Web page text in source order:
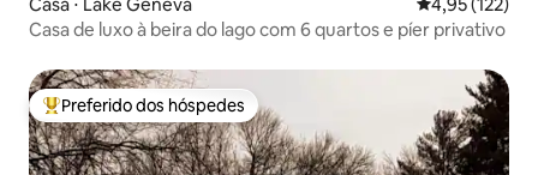
Casa ⋅ Lake Geneva 4,95 de uma
4,95 (122)
Casa de luxo à beira do lago com 6 quartos e píer privativo
Entre os melhores preferidos dos hóspedes
Preferido dos hóspedes